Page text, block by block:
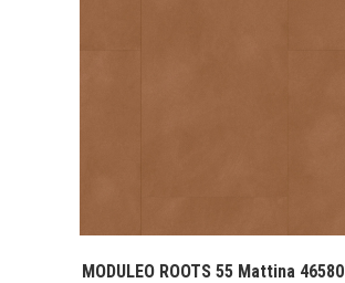
MODULEO ROOTS 55 Mattina 46580